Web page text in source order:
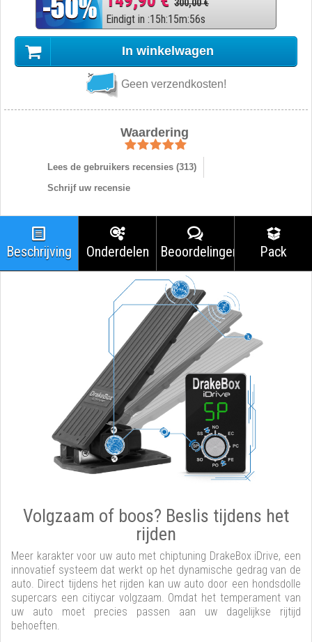
300,00 €
Eindigt in :15h:15m:55s
In winkelwagen
Geen verzendkosten!
Waardering
Lees de gebruikers recensies (313)
Schrijf uw recensie
Beschrijving Onderdelen Beoordelingen Pack
Volgzaam of boos? Beslis tijdens het
rijden
Meer karakter voor uw auto met chiptuning DrakeBox iDrive, een
innovatief systeem dat werkt op het dynamische gedrag van de
auto. Direct tijdens het rijden kan uw auto door een hondsdolle
supercars een citiycar volgzaam. Omdat het temperament van
uw auto moet precies passen aan uw dagelijkse rijtijd
behoeften.